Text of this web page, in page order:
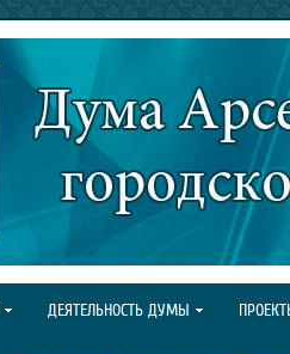
ДЕЯТЕЛЬНОСТЬ ДУМЫ